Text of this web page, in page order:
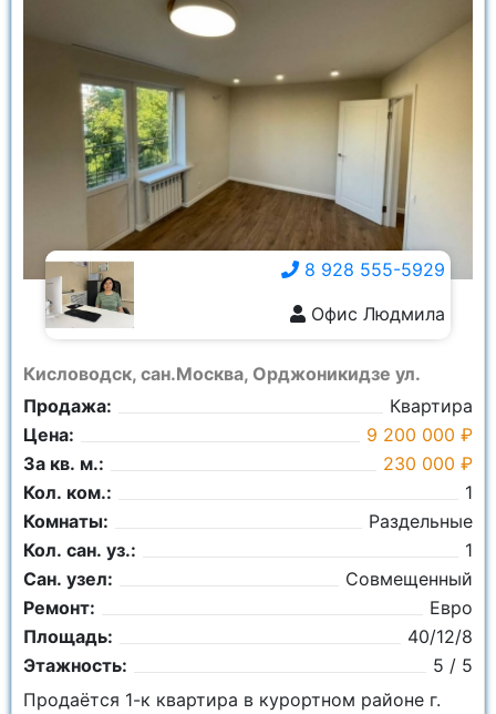
Кисловодск, сан.Москва, Орджоникидзе ул.
Продажа:
Квартира
Цена:
9 200 000 ₽
За кв. м.:
230 000 ₽
Кол. ком.:
1
Комнаты:
Раздельные
Кол. сан. уз.:
1
Сан. узел:
Совмещенный
Ремонт:
Евро
Площадь:
40/12/8
Этажность:
5 / 5
8 928 555-5929
Офис Людмила
Продаётся 1-к квартира в курортном районе г.